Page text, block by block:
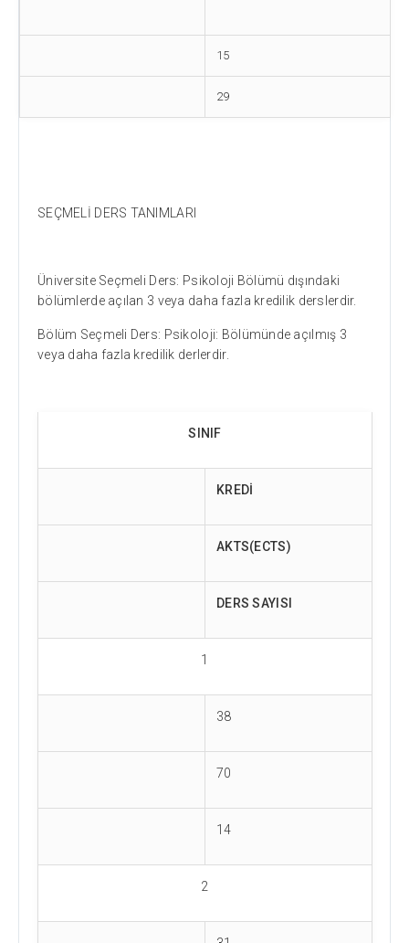
15
29
SEÇMELİ DERS TANIMLARI
Üniversite Seçmeli Ders: Psikoloji Bölümü dışındaki
bölümlerde açılan 3 veya daha fazla kredilik derslerdir.
Bölüm Seçmeli Ders: Psikoloji: Bölümünde açılmış 3
veya daha fazla kredilik derlerdir.
SINIF
KREDİ
AKTS(ECTS)
DERS SAYISI
1
38
70
14
2